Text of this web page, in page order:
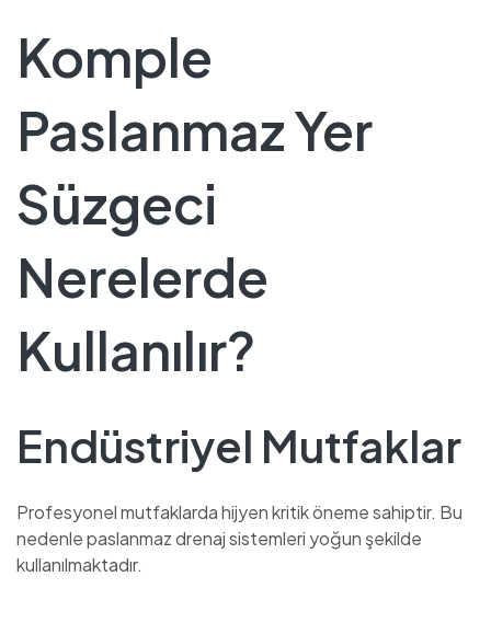
Komple
Paslanmaz Yer
Süzgeci
Nerelerde
Kullanılır?
Endüstriyel Mutfaklar
Profesyonel mutfaklarda hijyen kritik öneme sahiptir. Bu
nedenle paslanmaz drenaj sistemleri yoğun şekilde
kullanılmaktadır.